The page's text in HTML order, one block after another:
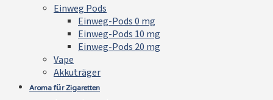
Einweg Pods
Einweg-Pods 0 mg
Einweg-Pods 10 mg
Einweg-Pods 20 mg
Vape
Akkuträger
Aroma für Zigaretten